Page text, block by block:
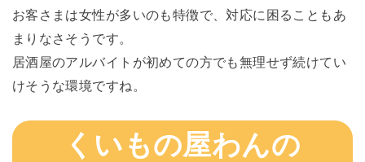
お客さまは女性が多いのも特徴で、対応に困ることもあ
まりなさそうです。
居酒屋のアルバイトが初めての方でも無理せず続けてい
けそうな環境ですね。
くいもの屋わんの